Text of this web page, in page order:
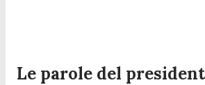
Le parole del